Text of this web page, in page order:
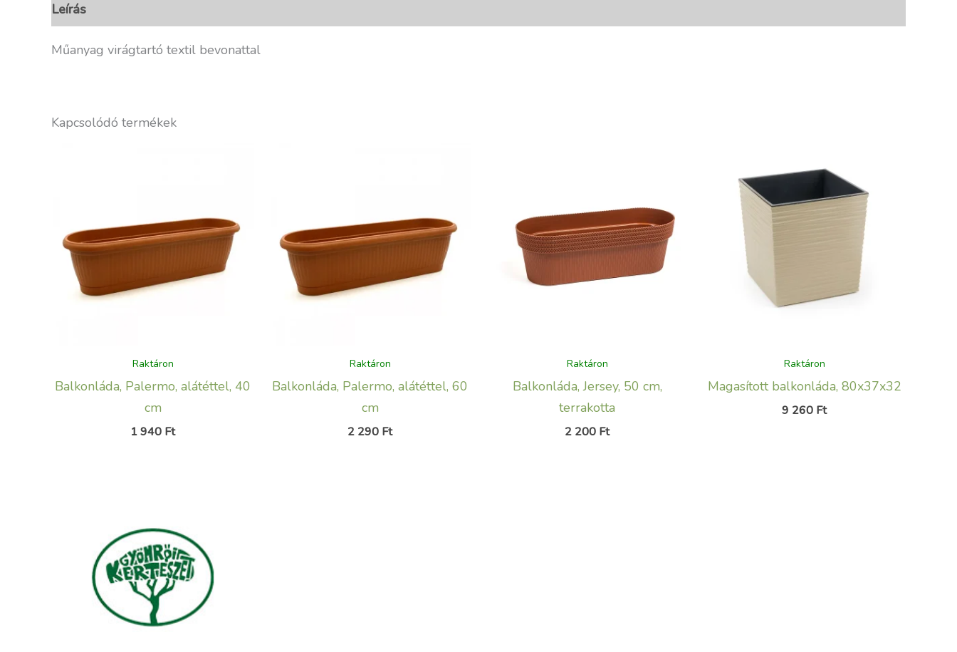
Leírás
Műanyag virágtartó textil bevonattal
Kapcsolódó termékek
Raktáron
Balkonláda, Palermo, alátéttel, 40
cm
1 940 Ft
Raktáron
Balkonláda, Palermo, alátéttel, 60
cm
2 290 Ft
Raktáron
Balkonláda, Jersey, 50 cm,
terrakotta
2 200 Ft
Raktáron
Magasított balkonláda, 80x37x32
9 260 Ft